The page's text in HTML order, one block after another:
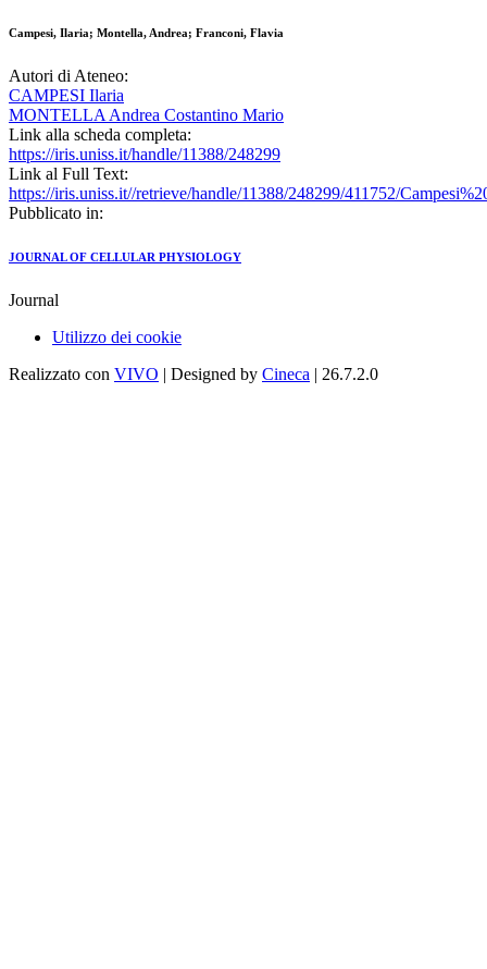
Campesi, Ilaria; Montella, Andrea; Franconi, Flavia
Autori di Ateneo:
CAMPESI Ilaria
MONTELLA Andrea Costantino Mario
Link alla scheda completa:
https://iris.uniss.it/handle/11388/248299
Link al Full Text:
https://iris.uniss.it//retrieve/handle/11388/248299/411752/
Pubblicato in:
JOURNAL OF CELLULAR PHYSIOLOGY
Journal
Utilizzo dei cookie
Realizzato con VIVO | Designed by Cineca | 26.7.2.0